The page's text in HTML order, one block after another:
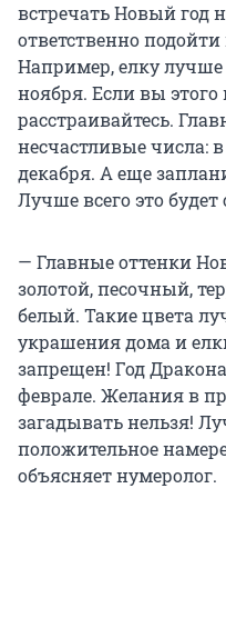
встречать Новый год
ответственно
Например, елку лучше
ноября. Если вы этого
расстраивайтесь.
несчастливые числа: в
декабря. А еще
Лучше всего это будет
— Главные оттенки
золотой, песочный,
белый. Такие цвета
украшения дома и
запрещен! Год
феврале. Желания в
загадывать нельзя!
положительное
объясняет нумеролог.